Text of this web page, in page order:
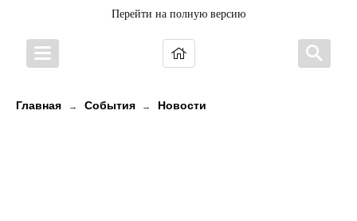
Перейти на полную версию
Главная → События → Новости